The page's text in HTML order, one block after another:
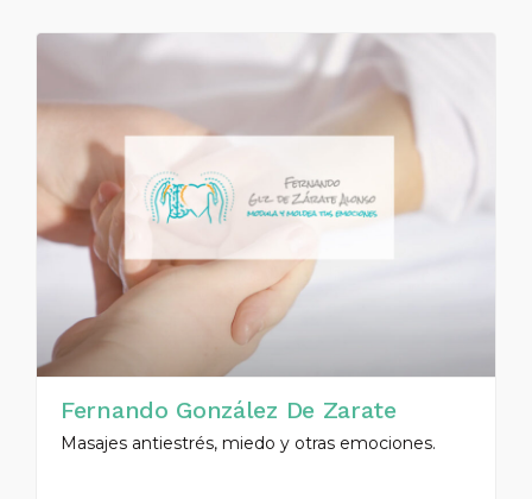
Fernando González De Zarate
Masajes antiestrés, miedo y otras emociones.